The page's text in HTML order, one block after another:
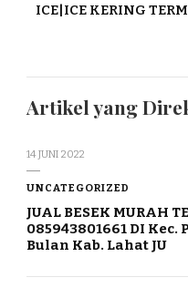
ICE|ICE KERING
Artikel yang
14 JUNI 2022
UNCATEGORIZED
JUAL BESEK MURAH
085943801661 DI Kec.
Bulan Kab. Lahat JU